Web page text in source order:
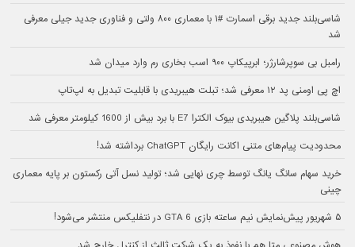
شاسی‌بلند جدید برقی اسمارت #۱ با معماری ۸۰۰ ولتی و فناوری جدید جیلی معرفی
شد
رامبل بی سوپرشارژر؛ ابرپیکاپ ۹۰۰ اسب بخاری رم وارد میدان شد
اچ پی اومنی پد ۱۲ معرفی شد؛ تبلت هیبریدی با قابلیت تبدیل به لپ‌تاپ
شاسی‌بلند پلاگین هیبریدی بیوک الکترا E7 با برد بیش از 1600 کیلومتر معرفی شد
محدودیت پیام‌های متنی اکانت رایگان ChatGPT برداشته شد!
خرید سهام سانگ‌ یانگ توسط چری نهایی شد؛ تولید نسل آتی رکستون بر پایه معماری
چینی
۵ شهریور پیش‌نمایش نیم ساعته بازی GTA 6 در نتفلیکس منتشر می‌شود!